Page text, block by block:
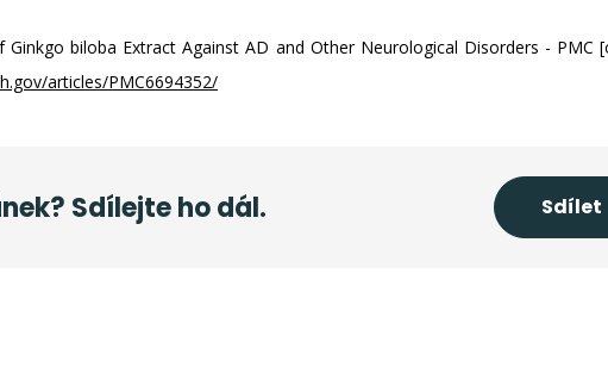
biloba Extract Against AD and Other Neurological Disorders - PMC
articles/PMC6694352/
Sdílejte ho dál. Sdílet